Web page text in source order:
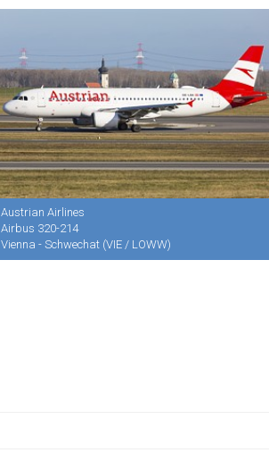
Austrian Airlines
Airbus 320-214
Vienna - Schwechat (VIE / LOWW)